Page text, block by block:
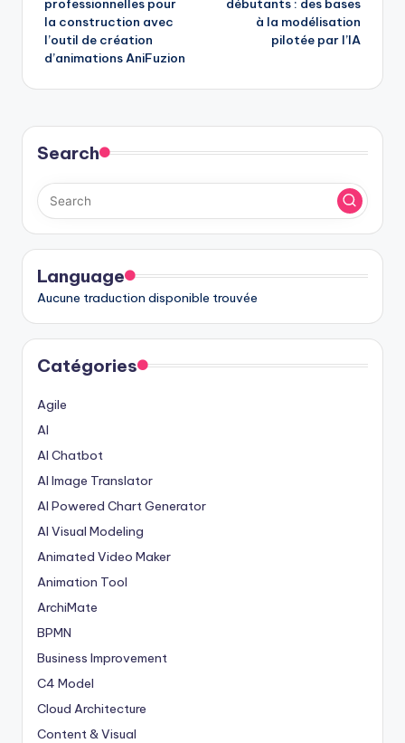
professionnelles pour
la construction avec
l’outil de création
d’animations AniFuzion
débutants : des bases
à la modélisation
pilotée par l’IA
Search
Language
Aucune traduction disponible trouvée
Catégories
Agile
AI
AI Chatbot
AI Image Translator
AI Powered Chart Generator
AI Visual Modeling
Animated Video Maker
Animation Tool
ArchiMate
BPMN
Business Improvement
C4 Model
Cloud Architecture
Content & Visual